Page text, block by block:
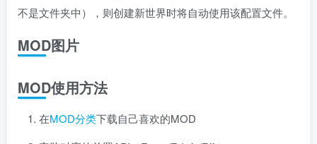
不是文件夹中），则创建新世界时将自动使用该配置文件。
MOD图片
MOD使用方法
在MOD分类下载自己喜欢的MOD